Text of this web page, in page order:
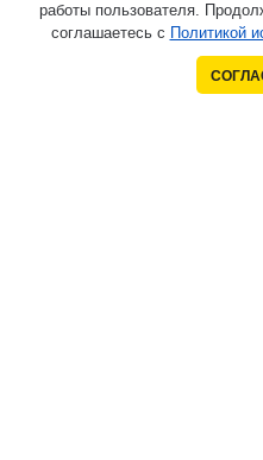
работы пользователя.
соглашаетесь с Политикой